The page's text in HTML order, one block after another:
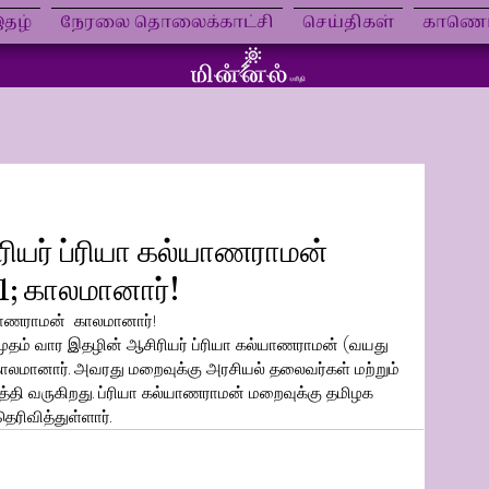
நேரலை தொலைக்காட்சி செய்திகள்
ப்ரியா கல்யாணராமன்
காலமானார்!
காலமானார்!
வார இதழின் ஆசிரியர் ப்ரியா கல்யாணராமன் (வயது
அவரது மறைவுக்கு அரசியல் தலைவர்கள் மற்றும்
வருகிறது. ப்ரியா கல்யாணராமன் மறைவுக்கு தமிழக